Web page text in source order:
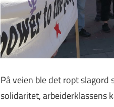
På veien ble det ropt
solidaritet, arbeiderklassens